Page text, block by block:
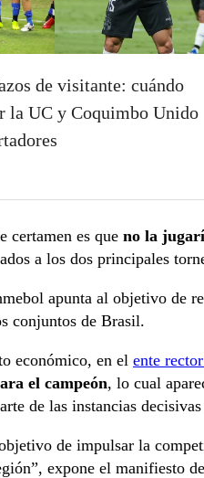
de visitante: cuándo
la UC y Coquimbo Unido
certamen es que no la
a los dos principales
apunta al objetivo de
conjuntos de Brasil.
económico, en el ente
el campeón, lo cual
de las instancias
de impulsar la
expone el manifiesto